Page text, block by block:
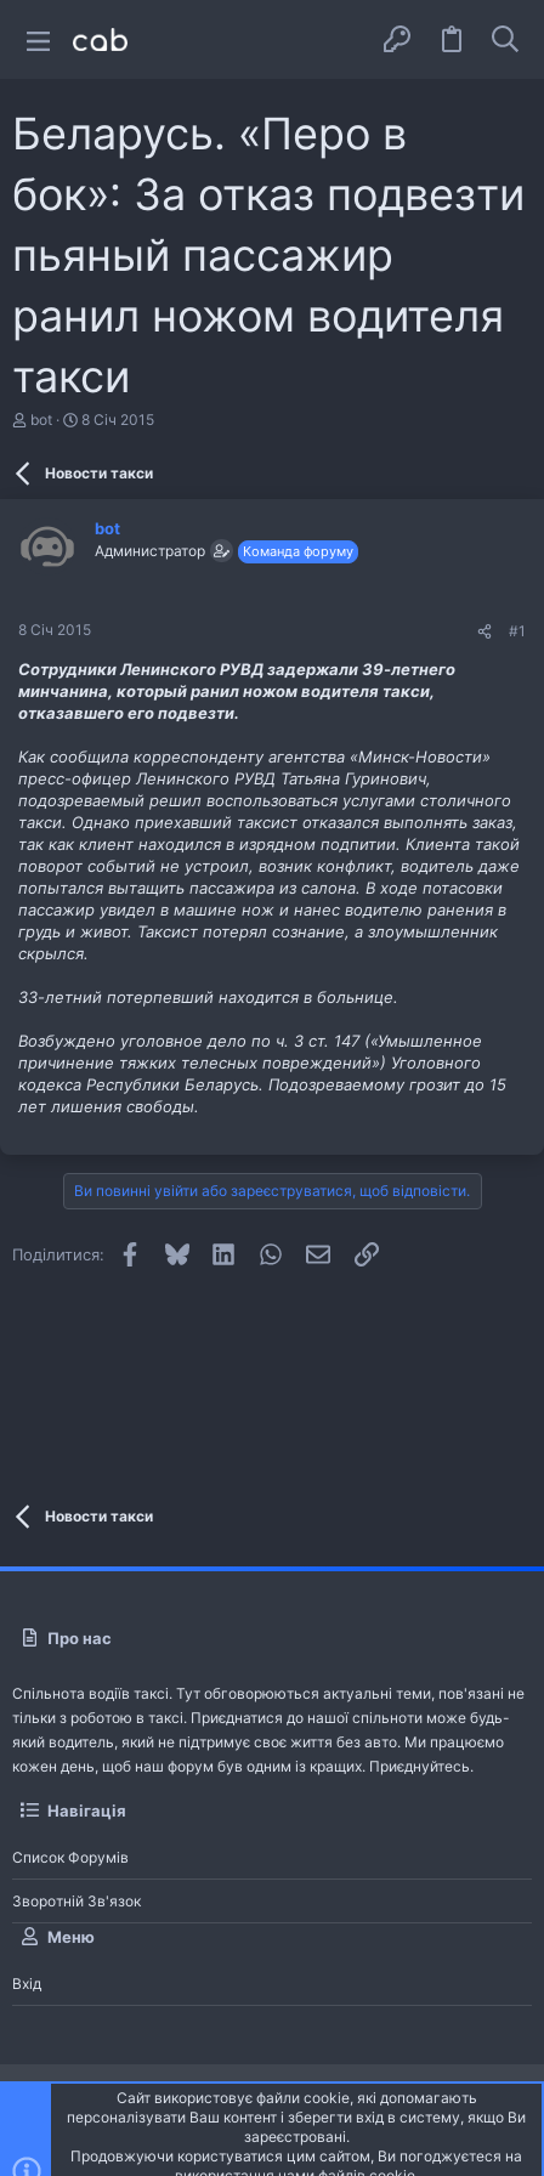
Беларусь. «Перо в
бок»: За отказ подвезти
пьяный пассажир
ранил ножом водителя
такси
А
е
м
bot
Д
а
н
8 Січ 2015
Новости такси
bot
Администратор Команда форуму
8 Січ 2015 #1
Сотрудники Ленинского РУВД задержали 39-летнего
минчанина, который ранил ножом водителя такси,
отказавшего его подвезти.
Как сообщила корреспонденту агентства «Минск-Новости»
пресс-офицер Ленинского РУВД Татьяна Гуринович,
подозреваемый решил воспользоваться услугами столичного
такси. Однако приехавший таксист отказался выполнять заказ,
так как клиент находился в изрядном подпитии. Клиента такой
поворот событий не устроил, возник конфликт, водитель даже
попытался вытащить пассажира из салона. В ходе потасовки
пассажир увидел в машине нож и нанес водителю ранения в
грудь и живот. Таксист потерял сознание, а злоумышленник
скрылся.
33-летний потерпевший находится в больнице.
Возбуждено уголовное дело по ч. 3 ст. 147 («Умышленное
причинение тяжких телесных повреждений») Уголовного
кодекса Республики Беларусь. Подозреваемому грозит до 15
лет лишения свободы.
Ви повинні увійти або зареєструватися, щоб відповісти.
Поділитися: Facebook
Bluesky LinkedInWhatsApp
E-mailПосилання
Новости такси
Про нас
Спільнота водіїв таксі. Тут обговорюються актуальні теми, пов'язані не
тільки з роботою в таксі. Приєднатися до нашої спільноти може будь-
який водитель, який не підтримує своє життя без авто. Ми працюємо
кожен день, щоб наш форум був одним із кращих. Приєднуйтесь.
Навігація
Список Форумів
Зворотній Зв'язок
Меню
Вхід
Ніч Українська (UA)
Community platform by XenForo® © 2010-2026 XenForo Ltd.
Community platform by XenForo © 2010-2022 XenForo Ltd. | dev: Pages
Сайт використовує файли cookie, які допомагають
персоналізувати Ваш контент і зберегти вхід в систему, якщо Ви
зареєстровані.
Продовжуючи користуватися цим сайтом, Ви погоджуєтеся на